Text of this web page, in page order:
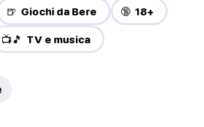
🍺 Giochi da Bere 🔞 18+
📺🎵 TV e musica